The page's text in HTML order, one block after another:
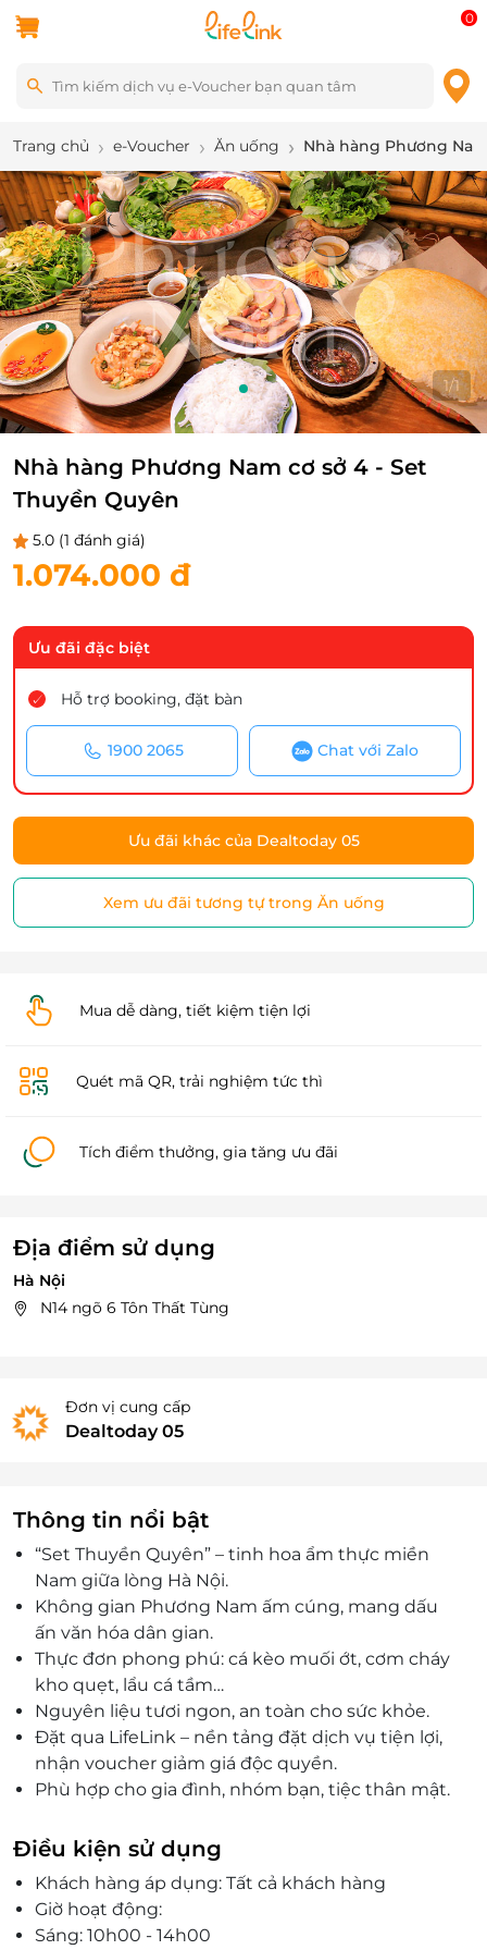
0
Trang chủ e-Voucher Ăn uống Nhà hàng Phương
1/1
Nhà hàng Phương Nam cơ sở 4 - Set
Thuyền Quyên
5.0 (1 đánh giá)
1.074.000 đ
Ưu đãi đặc biệt
Hỗ trợ booking, đặt bàn
1900 2065 Chat với Zalo
Ưu đãi khác của Dealtoday 05
Xem ưu đãi tương tự trong Ăn uống
Mua dễ dàng, tiết kiệm tiện lợi
Quét mã QR, trải nghiệm tức thì
Tích điểm thưởng, gia tăng ưu đãi
Địa điểm sử dụng
Hà Nội
N14 ngõ 6 Tôn Thất Tùng
Đơn vị cung cấp
Dealtoday 05
Thông tin nổi bật
“Set Thuyền Quyên” – tinh hoa ẩm thực miền
Nam giữa lòng Hà Nội.
Không gian Phương Nam ấm cúng, mang dấu
ấn văn hóa dân gian.
Thực đơn phong phú: cá kèo muối ớt, cơm cháy
kho quẹt, lẩu cá tầm…
Nguyên liệu tươi ngon, an toàn cho sức khỏe.
Đặt qua LifeLink – nền tảng đặt dịch vụ tiện lợi,
nhận voucher giảm giá độc quyền.
Phù hợp cho gia đình, nhóm bạn, tiệc thân mật.
Điều kiện sử dụng
Khách hàng áp dụng: Tất cả khách hàng
Giờ hoạt động:
Sáng: 10h00 - 14h00